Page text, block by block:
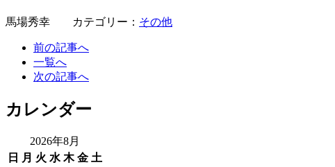
馬場秀幸 カテゴリー： その他
前の記事へ
一覧へ
次の記事へ
カレンダー
2026年8月
日
月 火 水 木 金 土